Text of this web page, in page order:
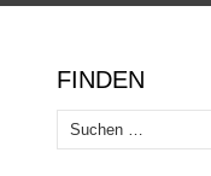
FINDEN
Suchen
nach: